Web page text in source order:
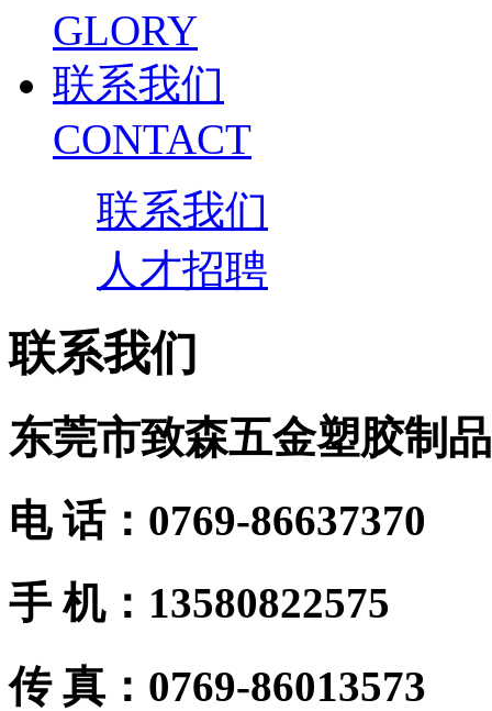
GLORY
联系我们
CONTACT
联系我们
人才招聘
联系我们
东莞市致森五金塑胶制品
电 话：0769-86637370
手 机：13580822575
传 真：0769-86013573